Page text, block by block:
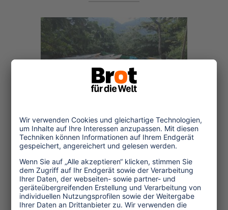
© Araribà Turismo e Cultura
21.11.2020
Brasilien: Noch keine
Option
Lärm, Müll, Desinteresse und nun
Corona – in Brasilien erscheinen